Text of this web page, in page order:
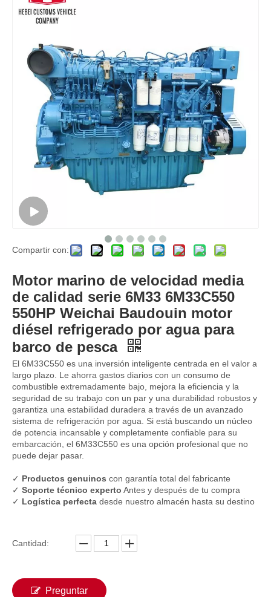
Japón para motor diésel fueraborda Suzuki DF30AQHL para barcos refrigerado por agua compatible con barco marino 6754113011 6754-11-3011 Inyector de combustible de riel común Inyector de combustible Inyector Boquilla de inyector 0445120231 para Komatsu PC200-8 6D107 EXCAVADOR DE MOTOR Mecánica
Motor diésel marino 12M33 12M33C1400-18 1400HP para motor diésel fueraborda marino para barcos refrigerado por agua compatible con barco marino Weichai 6LTAA8.9-C220 Motor diésel marino de 220 hp para motor diésel fueraborda marino para barcos refrigerado por agua compatible con barco marino
Compartir con:
Motor marino de velocidad media
de calidad serie 6M33 6M33C550
550HP Weichai Baudouin motor
diésel refrigerado por agua para
barco de pesca
El 6M33C550 es una inversión inteligente centrada en el valor a
largo plazo. Le ahorra gastos diarios con un consumo de
combustible extremadamente bajo, mejora la eficiencia y la
seguridad de su trabajo con un par y una durabilidad robustos y
garantiza una estabilidad duradera a través de un avanzado
sistema de refrigeración por agua. Si está buscando un núcleo
de potencia incansable y completamente confiable para su
embarcación, el 6M33C550 es una opción profesional que no
puede dejar pasar.
✓ Productos genuinos con garantía total del fabricante
✓ Soporte técnico experto Antes y después de tu compra
✓ Logística perfecta desde nuestro almacén hasta su destino
Cantidad:
Preguntar